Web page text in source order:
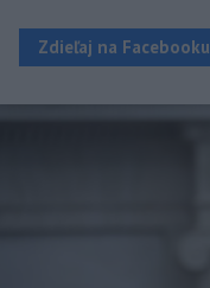
Zdieľaj na Facebooku